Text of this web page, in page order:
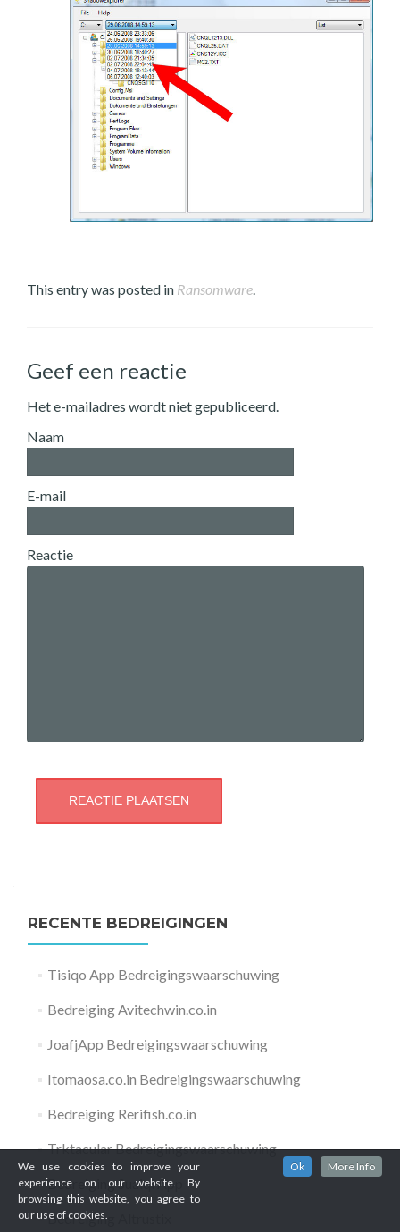
This entry was posted in Ransomware
Geef een reactie
Het e-mailadres wordt niet gepubliceerd.
Naam
E-mail
Reactie
RECENTE BEDREIGINGEN
Tisiqo App Bedreigingswaarschuwing
Bedreiging Avitechwin.co.in
JoafjApp Bedreigingswaarschuwing
Itomaosa.co.in Bedreigingswaarschuwing
Bedreiging Rerifish.co.in
Trktacular Bedreigingswaarschuwing
Bedreiging Suaiqi App
Bedreiging Altrustix
We use cookies to improve your
experience on our website. By
browsing this website, you agree to
our use of cookies.
Ok More Info